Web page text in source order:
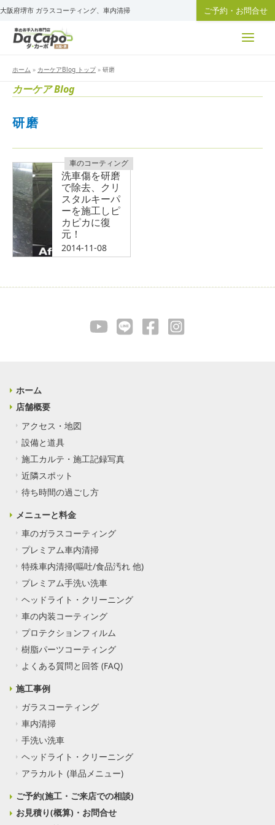
内
大阪府堺市 ガラスコーティング、車内清掃 ご予約・お問合せ
ホーム » カーケアBlog トップ» 研磨
カーケア Blog
研磨
洗車傷を研磨
で除去、クリ
スタルキーパ
ーを施工しピ
カピカに復
元！
2014-11-08
車のコーティング
ホーム
店舗概要
アクセス・地図
設備と道具
施工カルテ・施工記録写真
近隣スポット
待ち時間の過ごし方
メニューと料金
車のガラスコーティング
プレミアム車内清掃
特殊車内清掃(嘔吐/食品汚れ 他)
プレミアム手洗い洗車
ヘッドライト・クリーニング
車の内装コーティング
プロテクションフィルム
樹脂パーツコーティング
よくある質問と回答 (FAQ)
施工事例
ガラスコーティング
車内清掃
手洗い洗車
ヘッドライト・クリーニング
アラカルト (単品メニュー)
ご予約(施工・ご来店での相談)
お見積り(概算)・お問合せ